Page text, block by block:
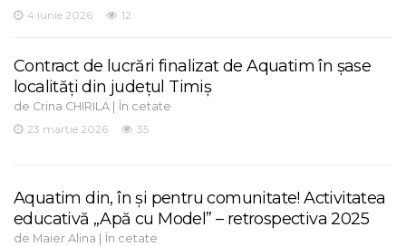
4 iunie 2026
12
Contract de lucrări finalizat de Aquatim în șase
localități din județul Timiș
de Crina CHIRILA | În cetate
23 martie 2026
35
Aquatim din, în și pentru comunitate! Activitatea
educativă „Apă cu Model” – retrospectiva 2025
de Maier Alina | În cetate